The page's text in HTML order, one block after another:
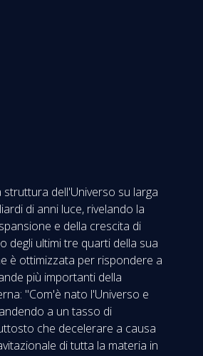
struttura dell'Universo su larga
di anni luce, rivelando la
e della crescita di
degli ultimi tre quarti della sua
è ottimizzata per rispondere a
più importanti della
"Com'è nato l'Universo e
a un tasso di
che decelerare a causa
di tutta la materia in